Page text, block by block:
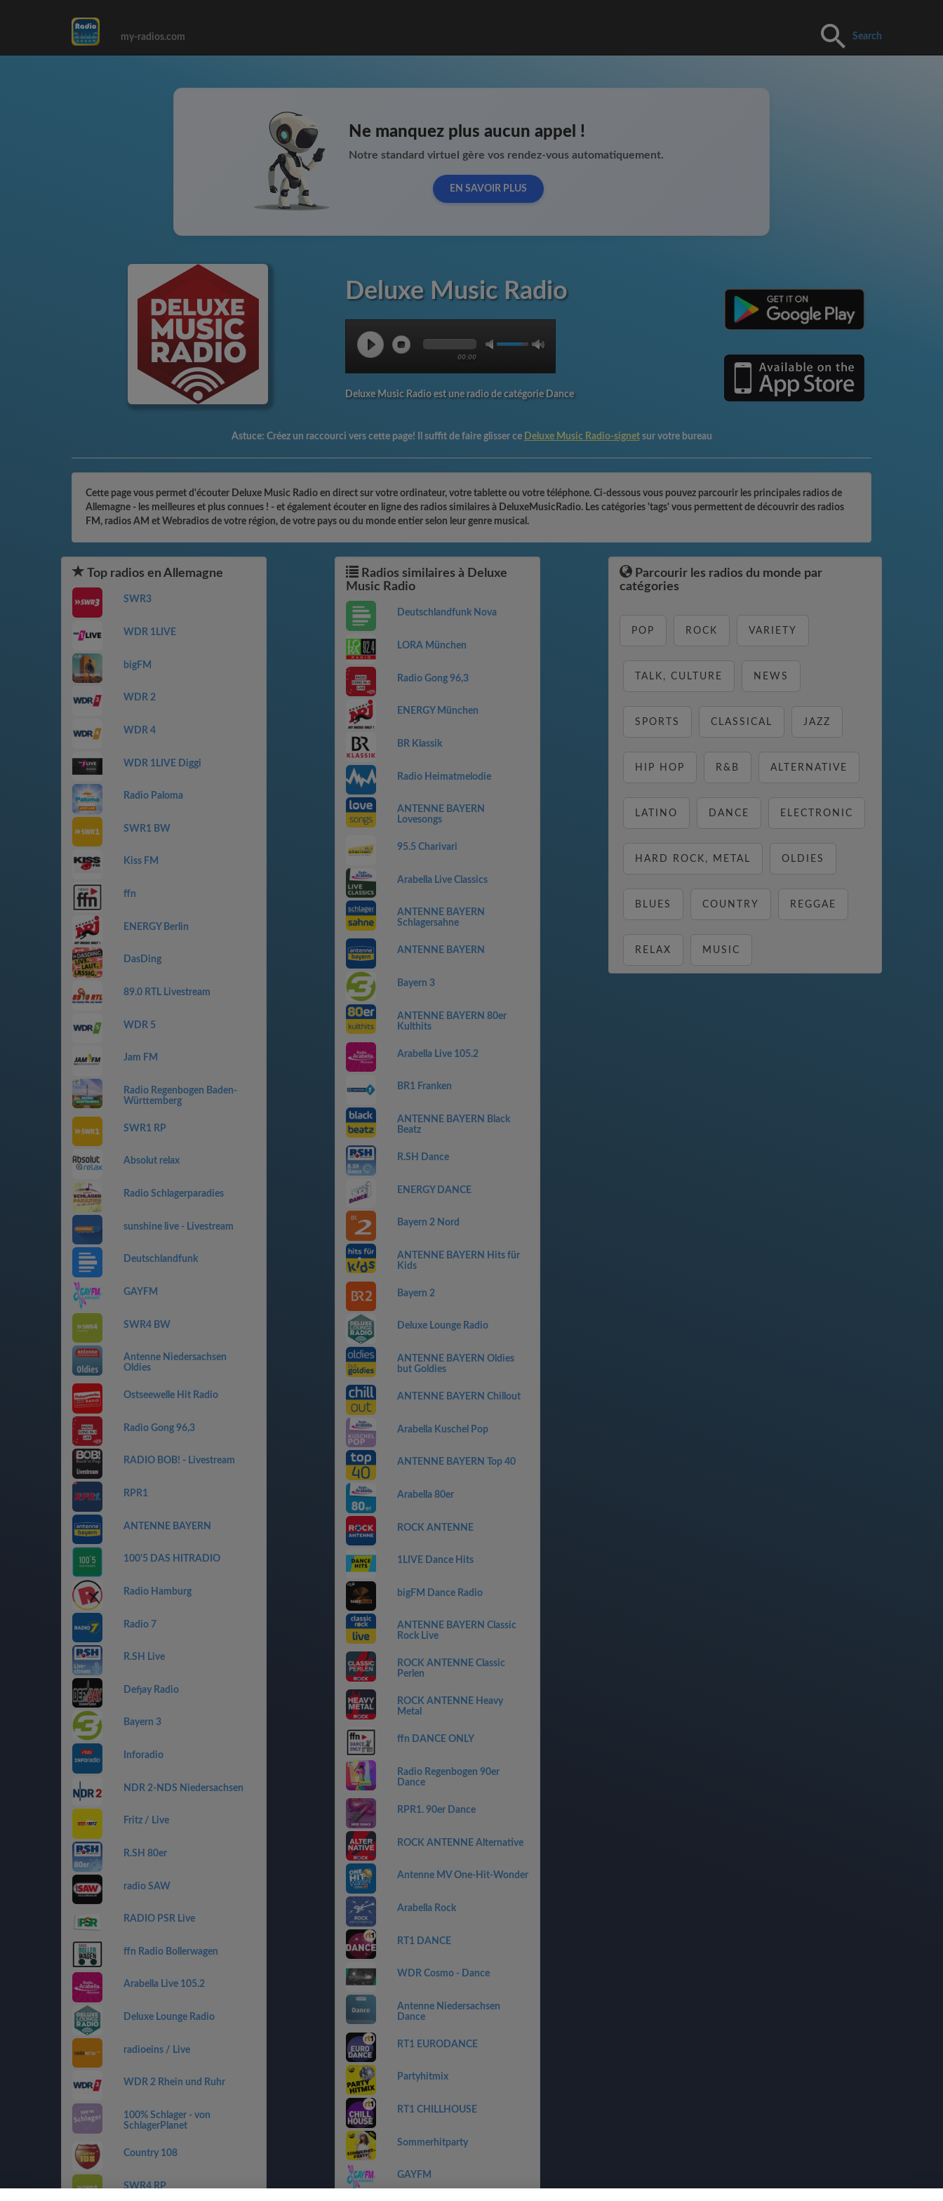
my-radios.com Search
Ne manquez plus aucun appel !
Notre standard virtuel gère vos rendez-vous automatiquement.
EN SAVOIR PLUS
Deluxe Music Radio
00:00
Deluxe Music Radio est une radio de catégorie Dance
Astuce: Créez un raccourci vers cette page! Il suffit de faire glisser ce Deluxe Music Radio-signet sur votre bureau
Cette page vous permet d'écouter Deluxe Music Radio en direct sur votre ordinateur, votre tablette ou votre téléphone. Ci-dessous vous pouvez parcourir les principales radios de
Allemagne - les meilleures et plus connues ! - et également écouter en ligne des radios similaires à DeluxeMusicRadio. Les catégories 'tags' vous permettent de découvrir des radios
FM, radios AM et Webradios de votre région, de votre pays ou du monde entier selon leur genre musical.
Top radios en Allemagne
SWR3
WDR 1LIVE
bigFM
WDR 2
WDR 4
WDR 1LIVE Diggi
Radio Paloma
SWR1 BW
Kiss FM
ffn
ENERGY Berlin
DasDing
89.0 RTL Livestream
WDR 5
Jam FM
Radio Regenbogen Baden-
Württemberg
SWR1 RP
Absolut relax
Radio Schlagerparadies
sunshine live - Livestream
Deutschlandfunk
GAYFM
SWR4 BW
Antenne Niedersachsen
Oldies
Ostseewelle Hit Radio
Radio Gong 96,3
RADIO BOB! - Livestream
RPR1
ANTENNE BAYERN
100'5 DAS HITRADIO
Radio Hamburg
Radio 7
R.SH Live
Defjay Radio
Bayern 3
Inforadio
NDR 2-NDS Niedersachsen
Fritz / Live
R.SH 80er
radio SAW
RADIO PSR Live
ffn Radio Bollerwagen
Arabella Live 105.2
Deluxe Lounge Radio
radioeins / Live
WDR 2 Rhein und Ruhr
100% Schlager - von
SchlagerPlanet
Country 108
SWR4 RP
Radios similaires à Deluxe
Music Radio
Deutschlandfunk Nova
LORA München
Radio Gong 96,3
ENERGY München
BR Klassik
Radio Heimatmelodie
ANTENNE BAYERN
Lovesongs
95.5 Charivari
Arabella Live Classics
ANTENNE BAYERN
Schlagersahne
ANTENNE BAYERN
Bayern 3
ANTENNE BAYERN 80er
Kulthits
Arabella Live 105.2
BR1 Franken
ANTENNE BAYERN Black
Beatz
R.SH Dance
ENERGY DANCE
Bayern 2 Nord
ANTENNE BAYERN Hits für
Kids
Bayern 2
Deluxe Lounge Radio
ANTENNE BAYERN Oldies
but Goldies
ANTENNE BAYERN Chillout
Arabella Kuschel Pop
ANTENNE BAYERN Top 40
Arabella 80er
ROCK ANTENNE
1LIVE Dance Hits
bigFM Dance Radio
ANTENNE BAYERN Classic
Rock Live
ROCK ANTENNE Classic
Perlen
ROCK ANTENNE Heavy
Metal
ffn DANCE ONLY
Radio Regenbogen 90er
Dance
RPR1. 90er Dance
ROCK ANTENNE Alternative
Antenne MV One-Hit-Wonder
Arabella Rock
RT1 DANCE
WDR Cosmo - Dance
Antenne Niedersachsen
Dance
RT1 EURODANCE
Partyhitmix
RT1 CHILLHOUSE
Sommerhitparty
GAYFM
Parcourir les radios du monde par
catégories
POP ROCK VARIETY
TALK, CULTURE NEWS
SPORTS CLASSICAL JAZZ
HIP HOP R&B ALTERNATIVE
LATINO DANCE ELECTRONIC
HARD ROCK, METAL OLDIES
BLUES COUNTRY REGGAE
RELAX MUSIC